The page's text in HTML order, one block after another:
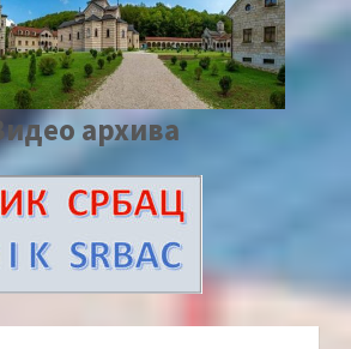
Видео архива